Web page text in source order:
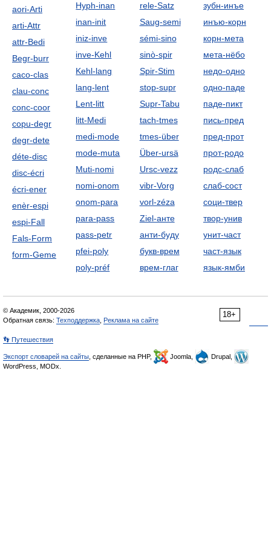
aori-Arti
arti-Attr
attr-Bedi
Begr-burr
caco-clas
clau-conc
conc-coor
copu-degr
degr-dete
déte-disc
disc-écri
écri-ener
enèr-espi
espi-Fall
Fals-Form
form-Geme
Hyph-inan
inan-init
iniz-inve
inve-Kehl
Kehl-lang
lang-lent
Lent-litt
litt-Medi
medi-mode
mode-muta
Muti-nomi
nomi-onom
onom-para
para-pass
pass-petr
pfei-poly
poly-préf
rele-Satz
Saug-semi
sémi-sino
sinò-spir
Spir-Stim
stop-supr
Supr-Tabu
tach-tmes
tmes-über
Über-ursä
Ursc-vezz
vibr-Vorg
vorl-zéza
Ziel-анте
анти-буду
букв-врем
врем-глаг
зубн-инъе
инъю-корн
корн-мета
мета-нёбо
недо-одно
одно-паде
паде-пикт
пись-пред
пред-прот
прот-родо
родс-слаб
слаб-сост
соци-твер
твор-унив
унит-част
част-язык
язык-ямби
18+
© Академик, 2000-2026
Обратная связь: Техподдержка Реклама на сайте
👣 Путешествия
Экспорт словарей на сайты , сделанные на PHP, Joomla,
Drupal,
WordPress, MODx.